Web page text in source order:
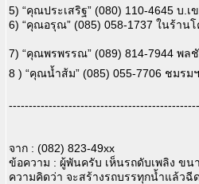
5) “คุณประเสริฐ” (080) 110-4645 บ
6) “คุณอรุณ” (085) 058-1737 ในร้าน
7) “คุณพรพรรณ” (089) 814-7944 พ
8 ) “คุณน้ำส้ม” (085) 055-7706 ชม
จาก : (082) 823-49xx
ข้อความ : ผู้พันครับ เห็นรถดับเพลิง ข
ความคิดว่า จะสร้างรถบรรทุกน้ำแล้ว